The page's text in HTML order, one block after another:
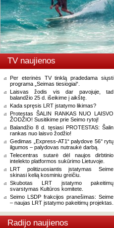
TV naujienos
Per eterinės TV tinklą pradedama siųsti
programa „Seimas tiesiogiai“.
Laisvas žodis vis dar pavojuje, tad
balandžio 25 d. išeikime į aikštę.
Kada spręsis LRT įstatymo likimas?
Protestas ŠALIN RANKAS NUO LAISVO
ŽODŽIO! Susitikime prie Seimo rytoj!
Balandžio 8 d. tęsiasi PROTESTAS: Šalin
rankas nuo laisvo žodžio!
Gedimas „Express-AT1“ palydove 56° rytų
ilgumos – palydovas nutraukė darbą.
Telecentras sutarė dėl naujos dirbtinio
intelekto platformos sukūrimo Lietuvoje.
LRT politizuosiantis įstatymas Seime
skinasi kelią kosminiu greičiu.
Skubotas LRT įstatymo pakeitimų
svarstymas Kultūros komitete.
Seimo LSDP frakcijos pranešimas: Seime
– naujas LRT įstatymo pakeitimų projektas.
Radijo naujienos